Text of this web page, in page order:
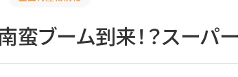
蛮ブーム到来！？スー